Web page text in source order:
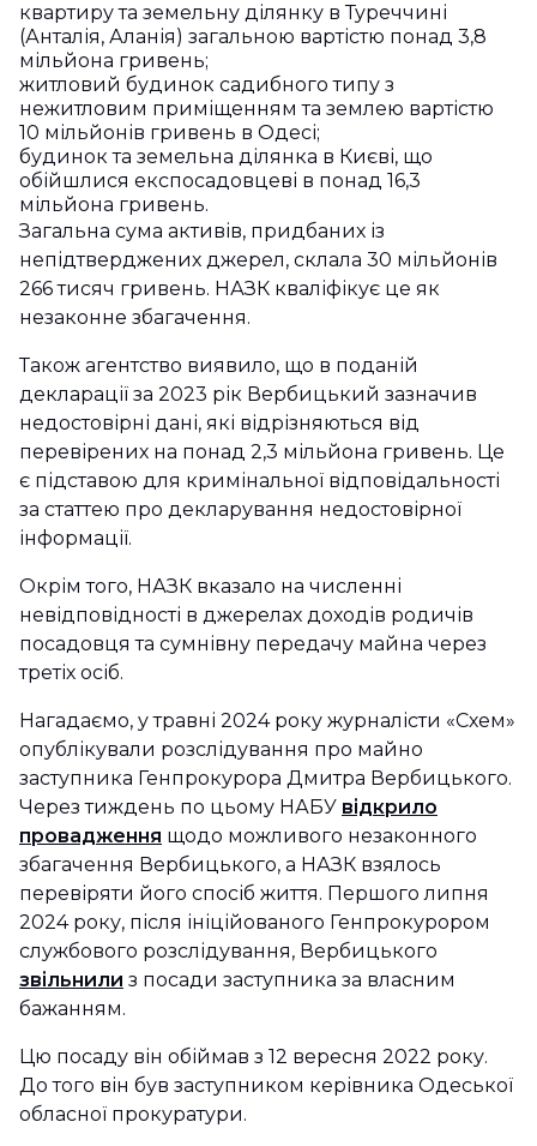
квартиру та земельну ділянку в Туреччині
(Анталія, Аланія) загальною вартістю понад 3,8
мільйона гривень;
житловий будинок садибного типу з
нежитловим приміщенням та землею вартістю
10 мільйонів гривень в Одесі;
будинок та земельна ділянка в Києві, що
обійшлися експосадовцеві в понад 16,3
мільйона гривень.
Загальна сума активів, придбаних із
непідтверджених джерел, склала 30 мільйонів
266 тисяч гривень. НАЗК кваліфікує це як
незаконне збагачення.
Також агентство виявило, що в поданій
декларації за 2023 рік Вербицький зазначив
недостовірні дані, які відрізняються від
перевірених на понад 2,3 мільйона гривень. Це
є підставою для кримінальної відповідальності
за статтею про декларування недостовірної
інформації.
Окрім того, НАЗК вказало на численні
невідповідності в джерелах доходів родичів
посадовця та сумнівну передачу майна через
третіх осіб.
Нагадаємо, у травні 2024 року журналісти «Схем»
опублікували розслідування про майно
заступника Генпрокурора Дмитра Вербицького.
Через тиждень по цьому НАБУ відкрило
провадження щодо можливого незаконного
збагачення Вербицького, а НАЗК взялось
перевіряти його спосіб життя. Першого липня
2024 року, після ініційованого Генпрокурором
службового розслідування, Вербицького
звільнили з посади заступника за власним
бажанням.
Цю посаду він обіймав з 12 вересня 2022 року.
До того він був заступником керівника Одеської
обласної прокуратури.